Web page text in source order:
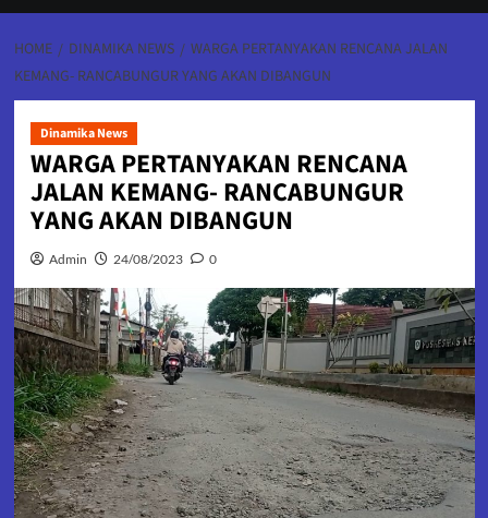
HOME DINAMIKA NEWS
WARGA PERTANYAKAN RENCANA JALAN
KEMANG- RANCABUNGUR YANG AKAN DIBANGUN
Dinamika News
WARGA PERTANYAKAN RENCANA
JALAN KEMANG- RANCABUNGUR
YANG AKAN DIBANGUN
Admin 24/08/2023 0